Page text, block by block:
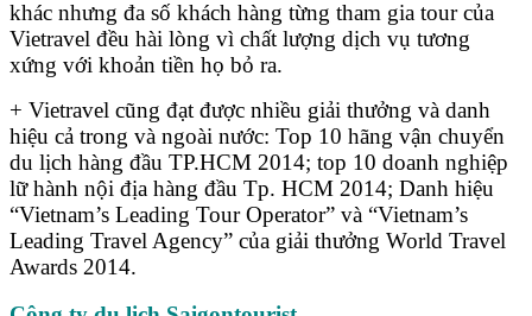
khác nhưng đa số khách hàng từng tham gia tour của
Vietravel đều hài lòng vì chất lượng dịch vụ tương
xứng với khoản tiền họ bỏ ra.
+ Vietravel cũng đạt được nhiều giải thưởng và danh
hiệu cả trong và ngoài nước: Top 10 hãng vận chuyển
du lịch hàng đầu TP.HCM 2014; top 10 doanh nghiệp
lữ hành nội địa hàng đầu Tp. HCM 2014; Danh hiệu
“Vietnam’s Leading Tour Operator” và “Vietnam’s
Leading Travel Agency” của giải thưởng World Travel
Awards 2014.